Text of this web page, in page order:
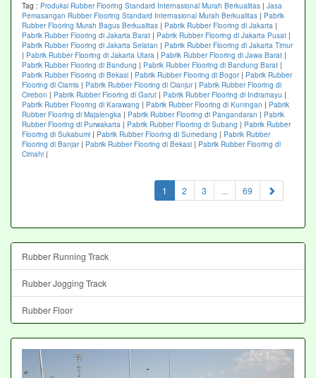
Tag : Produksi Rubber Flooring Standard Internasional Murah Berkualitas | Jasa
Pemasangan Rubber Flooring Standard Internasional Murah Berkualitas | Pabrik
Rubber Flooring Murah Bagus Berkualitas | Pabrik Rubber Flooring di Jakarta |
Pabrik Rubber Flooring di Jakarta Barat | Pabrik Rubber Flooring di Jakarta Pusat |
Pabrik Rubber Flooring di Jakarta Selatan | Pabrik Rubber Flooring di Jakarta Timur
| Pabrik Rubber Flooring di Jakarta Utara | Pabrik Rubber Flooring di Jawa Barat |
Pabrik Rubber Flooring di Bandung | Pabrik Rubber Flooring di Bandung Barat |
Pabrik Rubber Flooring di Bekasi | Pabrik Rubber Flooring di Bogor| Pabrik Rubber
Flooring di Ciamis | Pabrik Rubber Flooring di Cianjur| Pabrik Rubber Flooring di
Cirebon | Pabrik Rubber Flooring di Garut | Pabrik Rubber Flooring di Indramayu |
Pabrik Rubber Flooring di Karawang | Pabrik Rubber Flooring di Kuningan | Pabrik
Rubber Flooring di Majalengka | Pabrik Rubber Flooring di Pangandaran | Pabrik
Rubber Flooring di Purwakarta | Pabrik Rubber Flooring di Subang | Pabrik Rubber
Flooring di Sukabumi | Pabrik Rubber Flooring di Sumedang | Pabrik Rubber
Flooring di Banjar| Pabrik Rubber Flooring di Bekasi | Pabrik Rubber Flooring di
Cimahi |
1 (current)
2 3 ... 69
Rubber Running Track
Rubber Jogging Track
Rubber Floor